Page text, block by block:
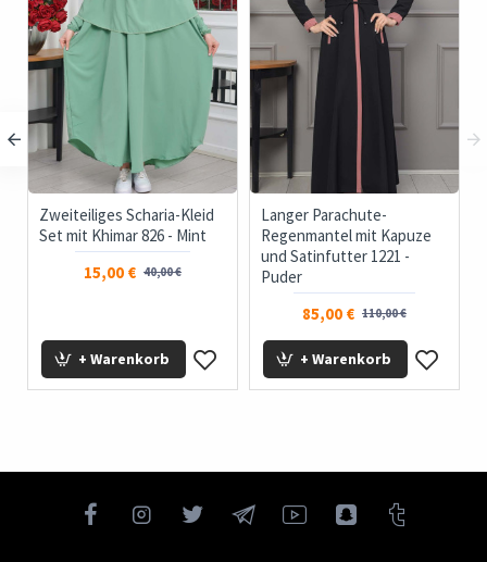
Zweiteiliges Scharia-Kleid
Set mit Khimar 826 - Mint
15,00 € 40,00 €
+ Warenkorb
Langer Parachute-
Regenmantel mit Kapuze
und Satinfutter 1221 -
Puder
85,00 € 110,00 €
+ Warenkorb